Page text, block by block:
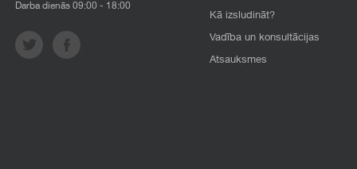
Darba dienās 09:00 - 18:00
Kā izsludināt?
Vadība un konsultācijas
Atsauksmes